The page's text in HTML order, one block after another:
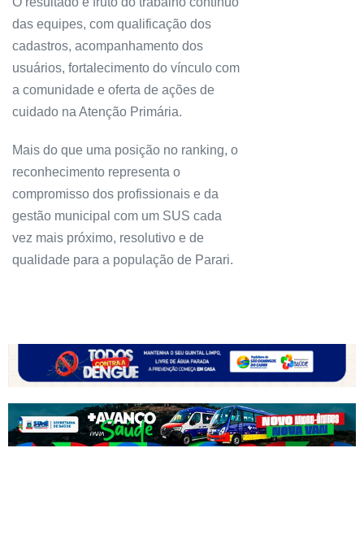
das equipes, com qualificação dos
cadastros, acompanhamento dos
usuários, fortalecimento do vínculo com
a comunidade e oferta de ações de
cuidado na Atenção Primária.
Mais do que uma posição no ranking, o
reconhecimento representa o
compromisso dos profissionais e da
gestão municipal com um SUS cada
vez mais próximo, resolutivo e de
qualidade para a população de Parari.